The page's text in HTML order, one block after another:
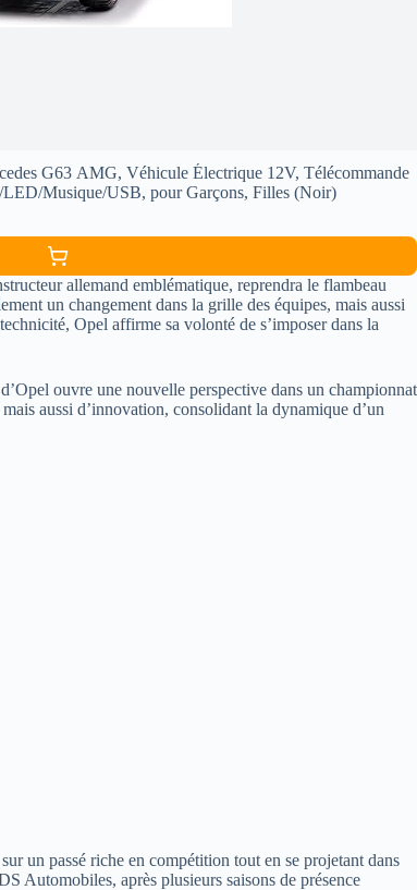
G63 AMG, Véhicule Électrique 12V, Télécommande
Musique/USB, pour Garçons, Filles (Noir)
allemand emblématique, reprendra le flambeau
un changement dans la grille des équipes, mais aussi
Opel affirme sa volonté de s’imposer dans la
ouvre une nouvelle perspective dans un championnat
aussi d’innovation, consolidant la dynamique d’un
un passé riche en compétition tout en se projetant dans
Automobiles, après plusieurs saisons de présence